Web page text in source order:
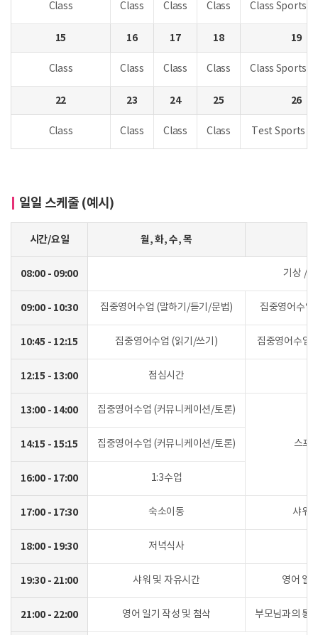
Class Class Class Class Class Sports
15 16 17 18 19
Class Class Class Class Class Sports
22 23 24 25 26
Class Class Class Class Test Sports
일일 스케줄 (예시)
시간/요일 월, 화, 수, 목
08:00 - 09:00 기상 /
09:00 - 10:30 집중영어수업 (말하기/듣기/문법) 집중영어수
10:45 - 12:15 집중영어수업 (읽기/쓰기) 집중영어수업
12:15 - 13:00 점심시간
13:00 - 14:00 집중영어수업 (커뮤니케이션/토론)
스포
14:15 - 15:15 집중영어수업 (커뮤니케이션/토론)
16:00 - 17:00 1:3수업
17:00 - 17:30 숙소이동 샤워
18:00 - 19:30 저녁식사
19:30 - 21:00 샤워 및 자유시간 영어 일
21:00 - 22:00 영어 일기 작성 및 첨삭 부모님과의 통